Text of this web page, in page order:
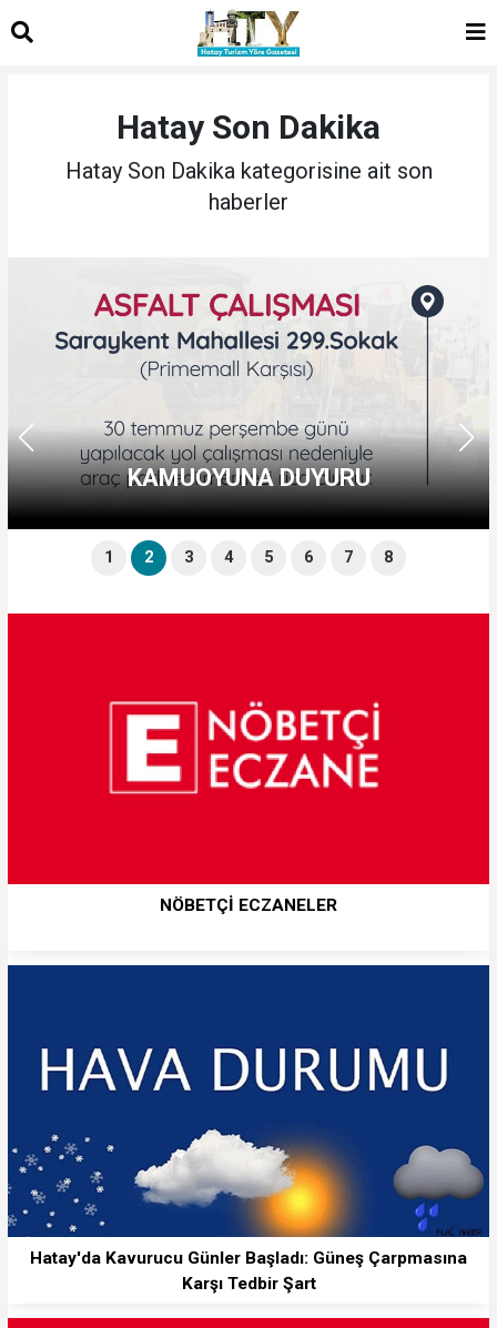
Hatay Son Dakika
Hatay Son Dakika kategorisine ait son
haberler
KAMUOYUNA DUYURU
1 2 3 4 5 6 7 8
NÖBETÇİ ECZANELER
Hatay'da Kavurucu Günler Başladı: Güneş Çarpmasına
Karşı Tedbir Şart